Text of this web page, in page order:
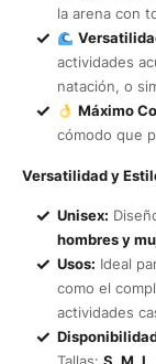
la arena con
actividades
natación, o
Máximo
cómodo que
Versatilidad y
Unisex:
hombres y
Usos: Ideal
como el
actividades